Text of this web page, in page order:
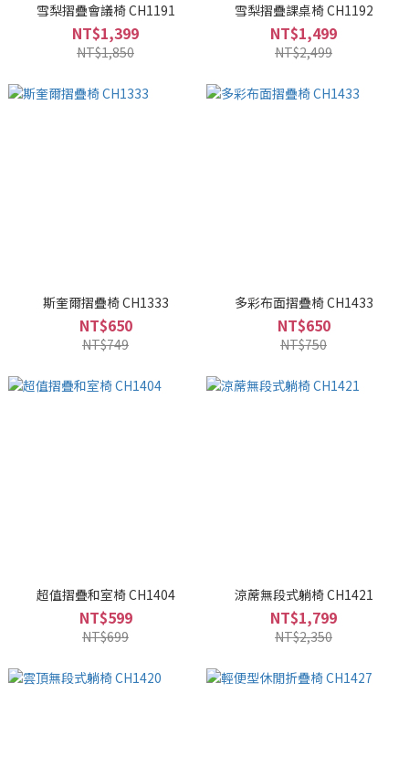
雪梨摺疊會議椅 CH1191
NT$1,399
NT$1,850
雪梨摺疊課桌椅 CH1192
NT$1,499
NT$2,499
斯奎爾摺疊椅 CH1333
NT$650
NT$749
多彩布面摺疊椅 CH1433
NT$650
NT$750
超值摺疊和室椅 CH1404
NT$599
NT$699
涼蓆無段式躺椅 CH1421
NT$1,799
NT$2,350